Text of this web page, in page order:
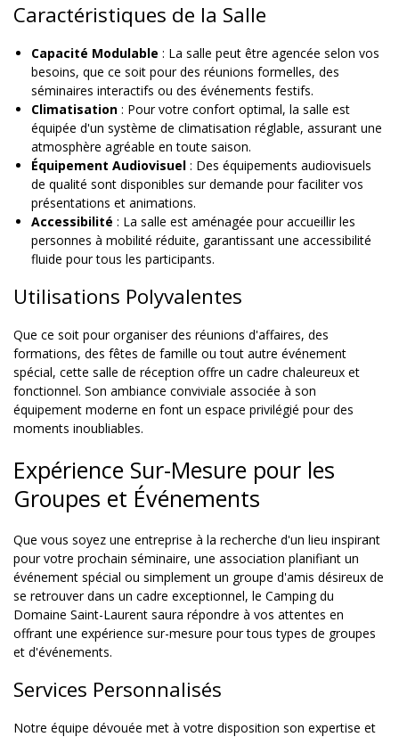
Caractéristiques de la Salle
Capacité Modulable : La salle peut être agencée selon vos
besoins, que ce soit pour des réunions formelles, des
séminaires interactifs ou des événements festifs.
Climatisation : Pour votre confort optimal, la salle est
équipée d'un système de climatisation réglable, assurant une
atmosphère agréable en toute saison.
Équipement Audiovisuel : Des équipements audiovisuels
de qualité sont disponibles sur demande pour faciliter vos
présentations et animations.
Accessibilité : La salle est aménagée pour accueillir les
personnes à mobilité réduite, garantissant une accessibilité
fluide pour tous les participants.
Utilisations Polyvalentes
Que ce soit pour organiser des réunions d'affaires, des
formations, des fêtes de famille ou tout autre événement
spécial, cette salle de réception offre un cadre chaleureux et
fonctionnel. Son ambiance conviviale associée à son
équipement moderne en font un espace privilégié pour des
moments inoubliables.
Expérience Sur-Mesure pour les
Groupes et Événements
Que vous soyez une entreprise à la recherche d'un lieu inspirant
pour votre prochain séminaire, une association planifiant un
événement spécial ou simplement un groupe d'amis désireux de
se retrouver dans un cadre exceptionnel, le Camping du
Domaine Saint-Laurent saura répondre à vos attentes en
offrant une expérience sur-mesure pour tous types de groupes
et d'événements.
Services Personnalisés
Notre équipe dévouée met à votre disposition son expertise et